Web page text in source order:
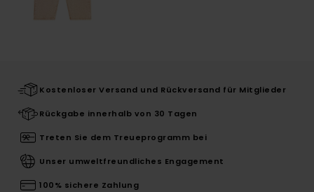
Kostenloser Versand und Rückversand für Mitglieder
Rückgabe innerhalb von 30 Tagen
Treten Sie dem Treueprogramm bei
Unser umweltfreundliches Engagement
100% sichere Zahlung